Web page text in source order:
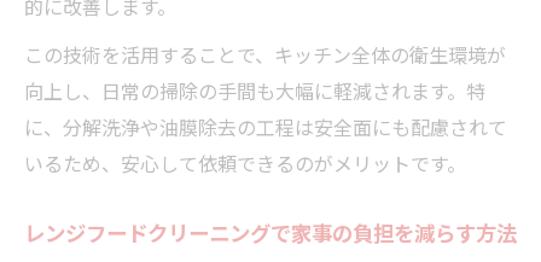
この技術を活用することで、キッチン全体の衛生環境が
向上し、日常の掃除の手間も大幅に軽減されます。特
に、分解洗浄や油膜除去の工程は安全面にも配慮されて
いるため、安心して依頼できるのがメリットです。
レンジフードクリーニングで家事の負担を減らす方法